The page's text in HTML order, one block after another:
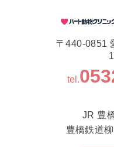
〒440-0851
tel.
JR 豊
豊橋鉄道